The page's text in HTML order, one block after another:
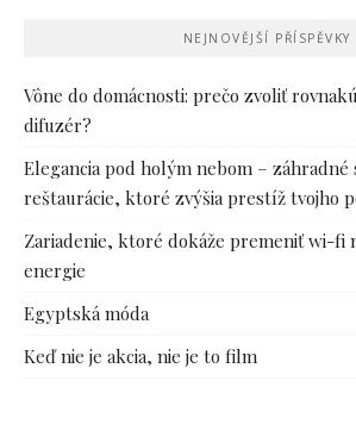
NEJNOVĚJŠÍ PŘÍSPĚVKY
Vône do domácnosti: prečo zvoliť
difuzér?
Elegancia pod holým nebom –
reštaurácie, ktoré zvýšia prestíž tvojho
Zariadenie, ktoré dokáže premeniť wi-fi
energie
Egyptská móda
Keď nie je akcia, nie je to film